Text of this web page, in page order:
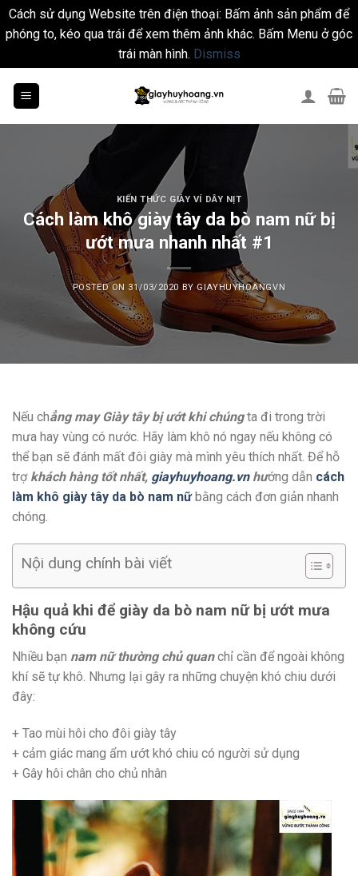
Cách sử dụng Website trên điện thoại: Bấm ảnh sản phẩm để
phóng to, kéo qua trái để xem thêm ảnh khác. Bấm Menu ở góc
trái màn hình. Dismiss
KIẾN THỨC GIÀY VÍ DÂY NỊT
Cách làm khô giày tây da bò nam nữ bị
ướt mưa nhanh nhất #1
POSTED ON 31/03/2020 BYGIAYHUYHOANGVN
Nếu chẳng may Giày tây bị ướt khi chúng ta đi trong trời
mưa hay vùng có nước. Hãy làm khô nó ngay nếu không có
thể bạn sẽ đánh mất đôi giày mà mình yêu thích nhất. Để hỗ
trợ khách hàng tốt nhất, giayhuyhoang.vnhướng dẫn cách
làm khô giày tây da bò nam nữbằng cách đơn giản nhanh
chóng.
Nội dung chính bài viết
Hậu quả khi để giày da bò nam nữ bị ướt mưa
không cứu
Nhiều bạn nam nữ thường chủ quan chỉ cần để ngoài không
khí sẽ tự khô. Nhưng lại gây ra những chuyện khó chiu dưới
đây:
+ Tao mùi hôi cho đôi giày tây
+ cảm giác mang ẩm ướt khó chiu có người sử dụng
+ Gây hôi chân cho chủ nhân